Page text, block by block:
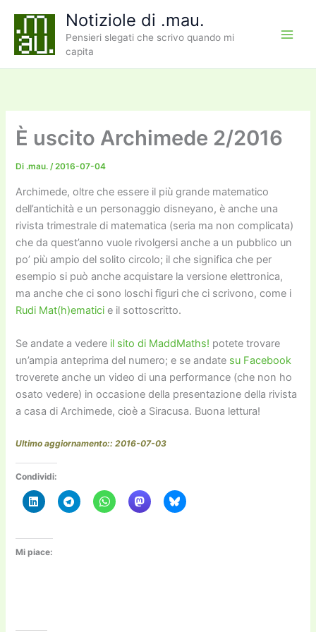
contenuto
Notiziole di .mau.
Pensieri slegati che scrivo quando mi
capita
È uscito Archimede 2/2016
Di .mau./2016-07-04
Archimede, oltre che essere il più grande matematico
dell’antichità e un personaggio disneyano, è anche una
rivista trimestrale di matematica (seria ma non complicata)
che da quest’anno vuole rivolgersi anche a un pubblico un
po’ più ampio del solito circolo; il che significa che per
esempio si può anche acquistare la versione elettronica,
ma anche che ci sono loschi figuri che ci scrivono, come i
Rudi Mat(h)ematici e il sottoscritto.
Se andate a vedere il sito di MaddMaths! potete trovare
un’ampia anteprima del numero; e se andate su Facebook
troverete anche un video di una performance (che non ho
osato vedere) in occasione della presentazione della rivista
a casa di Archimede, cioè a Siracusa. Buona lettura!
Ultimo aggiornamento:: 2016-07-03
Condividi:
Mi piace: